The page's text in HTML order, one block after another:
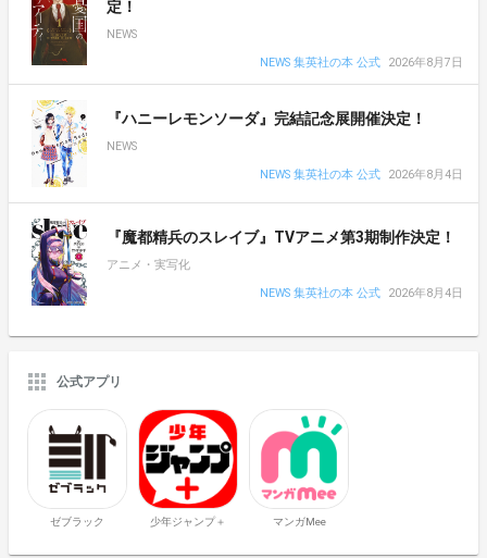
定！
NEWS
NEWS 集英社の本 公式
2026年8月7日
『ハニーレモンソーダ』完結記念展開催決定！
NEWS
NEWS 集英社の本 公式
2026年8月4日
『魔都精兵のスレイブ』TVアニメ第3期制作決定！
アニメ・実写化
NEWS 集英社の本 公式
2026年8月4日
公式アプリ
ゼブラック 少年ジャンプ＋ マンガMee